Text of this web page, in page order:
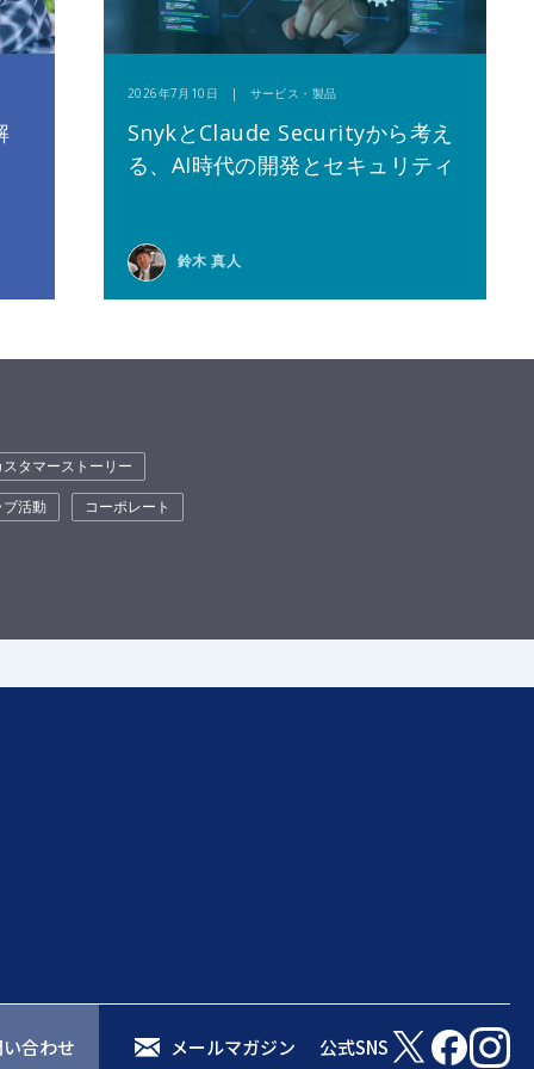
2026年7月10日 | サービス・製品
SnykとClaude Securityから考え
る、AI時代の開発とセキュリティ
鈴木 真人
スタマーストーリー
ブ活動
コーポレート
合わせ メールマガジン 公式SNS